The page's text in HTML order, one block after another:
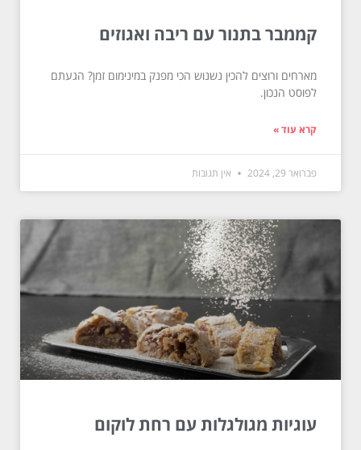
קממבר בתנור עם ריבה ואגוזים
מארחים ורוצים להכין נשנוש הכי מפנק במינימום זמן? הגעתם
לפוסט הנכון.
קרא עוד »
פברואר 29, 2024 אין תגובות
עוגיות מגולגלות עם רחת לוקום